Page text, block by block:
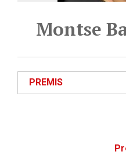
Montse
PREMIS